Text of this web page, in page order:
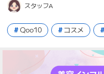
スタッフA
Qoo10 コスメ